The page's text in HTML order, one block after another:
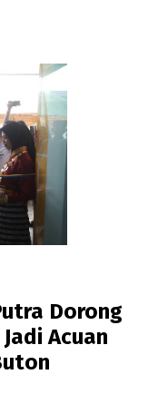
Dorong
Acuan